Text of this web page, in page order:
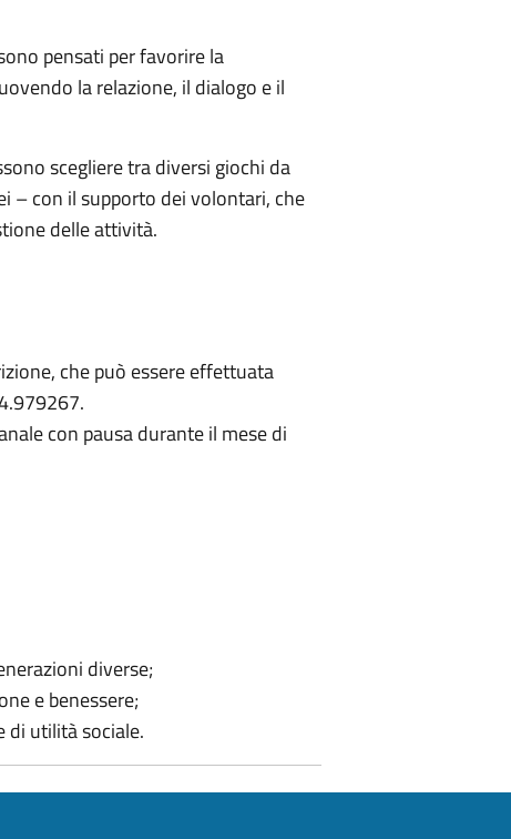
pensati per favorire la
la relazione, il dialogo e il
scegliere tra diversi giochi da
– con il supporto dei volontari, che
delle attività.
che può essere effettuata
con pausa durante il mese di
diverse;
e benessere;
di utilità sociale.